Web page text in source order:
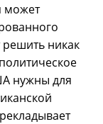
может
никак
нужны для